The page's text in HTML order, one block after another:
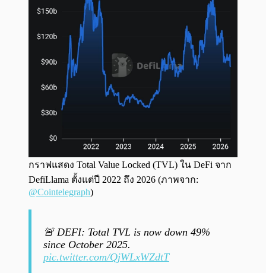
กราฟแสดง Total Value Locked (TVL) ใน DeFi จาก
DefiLlama ตั้งแต่ปี 2022 ถึง 2026 (ภาพจาก:
@Cointelegraph)
🚨 DEFI: Total TVL is now down 49%
since October 2025.
pic.twitter.com/QjWLxWZdtT